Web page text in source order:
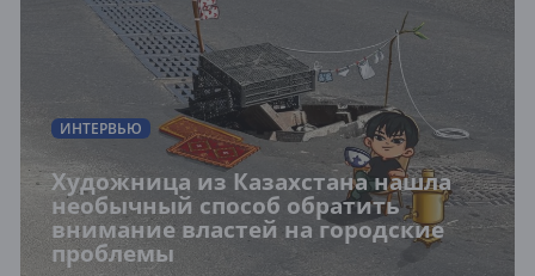
ИНТЕРВЬЮ
Художница из Казахстана нашла
необычный способ обратить
внимание властей на городские
проблемы